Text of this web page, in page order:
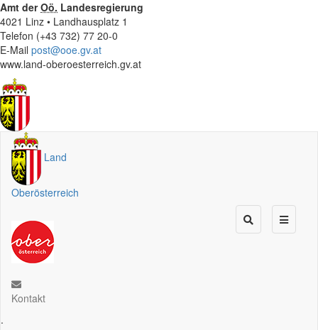
Amt derOö. Landesregierung
4021 Linz • Landhausplatz 1
Telefon (+43 732) 77 20-0
E-Mail post@ooe.gv.at
www.land-oberoesterreich.gv.at
Land
Oberösterreich
Kontakt
.